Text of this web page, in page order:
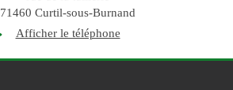
71460 Curtil-sous-Burnand
Afficher le téléphone